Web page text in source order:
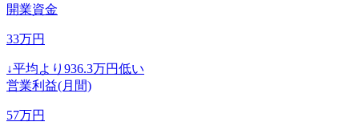
開業資金
33万円
↓平均より 936.3万円低い
営業利益(月間)
57万円